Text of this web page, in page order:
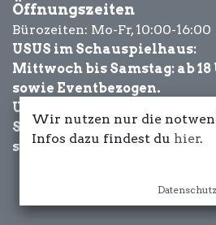
Öffnungszeiten
Bürozeiten: Mo-Fr, 10:00-16:00
USUS im Schauspielhaus:
Mittwoch bis Samstag: ab 18
sowie Eventbezogen.
USUS am Wasser:
Schönwetter-
sowie Eventbezogen.
Wir nutzen nur die
Infos dazu findest du hier.